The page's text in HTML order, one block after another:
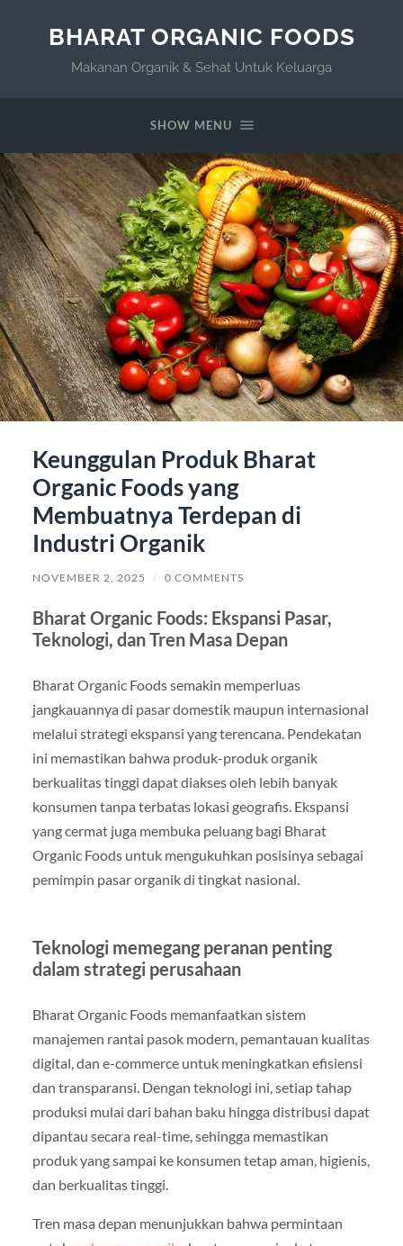
BHARAT ORGANIC FOODS
Makanan Organik & Sehat Untuk Keluarga
SHOW MENU
Keunggulan Produk Bharat
Organic Foods yang
Membuatnya Terdepan di
Industri Organik
NOVEMBER 2, 2025 / 0 COMMENTS
Bharat Organic Foods: Ekspansi Pasar,
Teknologi, dan Tren Masa Depan
Bharat Organic Foods semakin memperluas
jangkauannya di pasar domestik maupun internasional
melalui strategi ekspansi yang terencana. Pendekatan
ini memastikan bahwa produk-produk organik
berkualitas tinggi dapat diakses oleh lebih banyak
konsumen tanpa terbatas lokasi geografis. Ekspansi
yang cermat juga membuka peluang bagi Bharat
Organic Foods untuk mengukuhkan posisinya sebagai
pemimpin pasar organik di tingkat nasional.
Teknologi memegang peranan penting
dalam strategi perusahaan
Bharat Organic Foods memanfaatkan sistem
manajemen rantai pasok modern, pemantauan kualitas
digital, dan e-commerce untuk meningkatkan efisiensi
dan transparansi. Dengan teknologi ini, setiap tahap
produksi mulai dari bahan baku hingga distribusi dapat
dipantau secara real-time, sehingga memastikan
produk yang sampai ke konsumen tetap aman, higienis,
dan berkualitas tinggi.
Tren masa depan menunjukkan bahwa permintaan